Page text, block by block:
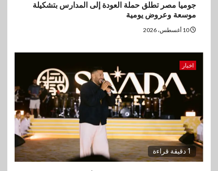
جوميا مصر تطلق حملة العودة إلى المدارس بتشكيلة
موسعة وعروض يومية
اخبار
1 دقيقة قراءة